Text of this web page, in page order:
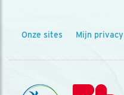
Onze sites Mijn privacy